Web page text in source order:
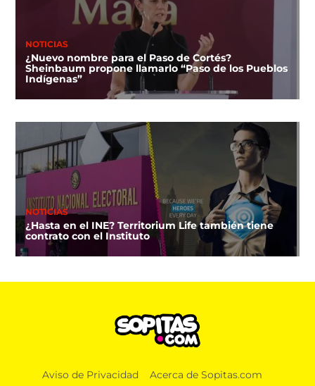
NOTICIAS
¿Nuevo nombre para el Paso de Cortés?
Sheinbaum propone llamarlo “Paso de los Pueblos
Indígenas”
NOTICIAS
¿Hasta en el INE? Territorium Life también tiene
contrato con el Instituto
Aviso de Privacidad Acerca de Sopitas.com